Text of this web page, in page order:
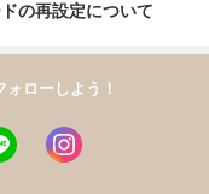
の再設定について
ローしよう！